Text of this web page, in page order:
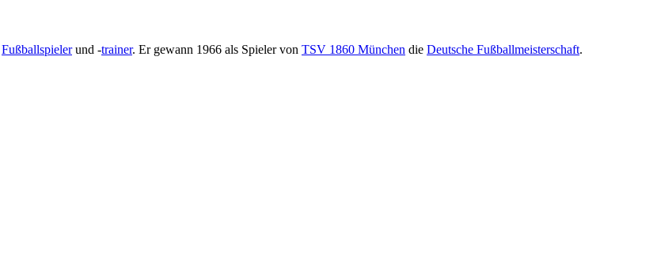
Fußballspielerund -trainer. Er gewann 1966 als Spieler von TSV 1860 München die Deutsche Fußballmeisterschaft.